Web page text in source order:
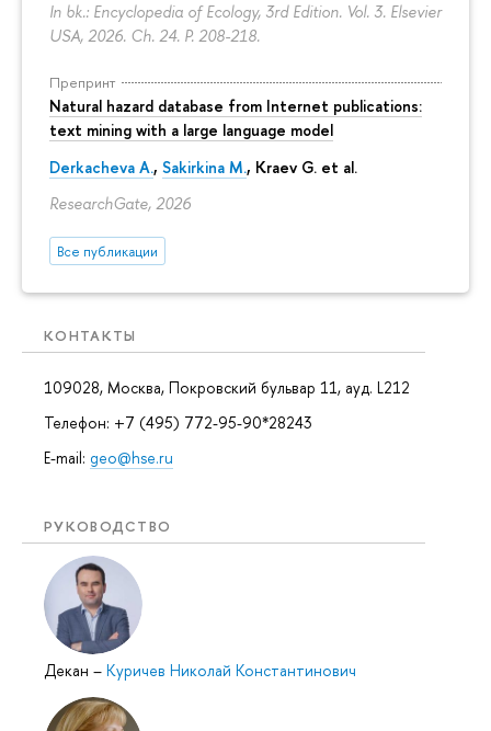
In bk.: Encyclopedia of Ecology, 3rd Edition. Vol. 3. Elsevier
USA, 2026. Ch. 24. P. 208-218.
Препринт
Natural hazard database from Internet publications:
text mining with a large language model
Derkacheva A., Sakirkina M., Kraev G. et al.
ResearchGate, 2026
Все публикации
КОНТАКТЫ
109028, Москва, Покровский бульвар 11, ауд. L212
Телефон: +7 (495) 772-95-90*28243
E-mail: geo@hse.ru
РУКОВОДСТВО
Декан – Куричев Николай Константинович